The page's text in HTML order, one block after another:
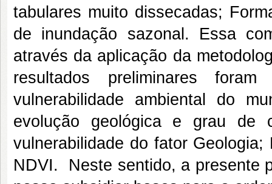
tabulares muito dissecadas;
de inundação sazonal. Essa
através da aplicação da
resultados preliminares
vulnerabilidade ambiental do
evolução geológica e grau de
vulnerabilidade do fator
NDVI. Neste sentido, a presente